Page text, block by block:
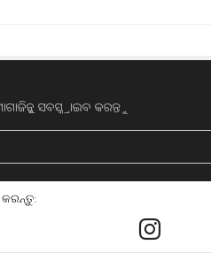
ସବସ୍କ୍ରାଇବ କରନ୍ତୁMFOI Samridh
Kisan Utsav 2024: କୃଷି
ଧରି କୃଷକ ଏବଂ କୃଷି କ୍ଷେତ୍ରର
କୃଷକମାନଙ୍କ ପାଇଁ ବିଭିନ୍ନ
ଆଜିକାଲି ସାରା ଦେଶରେ
ଏକ ପ୍ଲାଟଫର୍ମ ଯୋଗାଇବା